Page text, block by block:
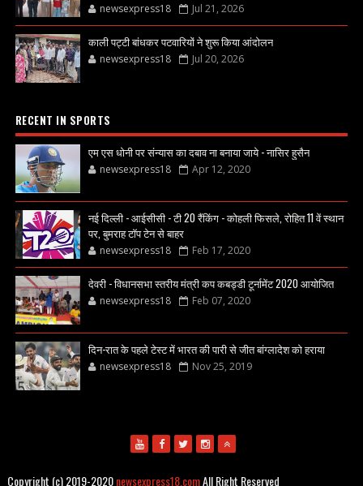
newsexpress18 Jul 21, 2026
काली पट्टी बांधकर पटवारियों ने शुरू किया आंदोलन
newsexpress18 Jul 20, 2026
RECENT IN SPORTS
एम एस धोनी पर संन्यास का दबाव ना बनाया जाये - नासिर हुसैन
newsexpress18 Apr 12, 2020
नई दिल्ली - आईसीसी - टी 20 रैंकिंग - कोहली फिसले, रोहित 11 वें स्थान
पर, बुमराह टॉप टेन से बाहर
newsexpress18 Feb 17, 2020
देवरी - विधानसभा स्तरीय मंत्री कप कबड्डी टूर्नामेंट 2020 आयोजित
newsexpress18 Feb 07, 2020
दिन-रात के पहले टेस्ट में भारत की पारी से जीत बांग्लादेश को हराया
newsexpress18 Nov 25, 2019
Copyright (c) 2019-2020newsexpress18.comAll Right Reserved